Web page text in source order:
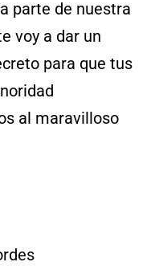
parte de nuestra
voy a dar un
para que tus
al maravilloso